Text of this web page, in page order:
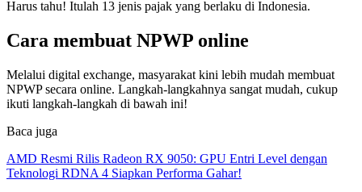
Harus tahu! Itulah 13 jenis pajak yang berlaku di Indonesia.
Cara membuat NPWP online
Melalui digital exchange, masyarakat kini lebih mudah membuat
NPWP secara online. Langkah-langkahnya sangat mudah, cukup
ikuti langkah-langkah di bawah ini!
Baca juga
AMD Resmi Rilis Radeon RX 9050: GPU Entri Level dengan
Teknologi RDNA 4 Siapkan Performa Gahar!